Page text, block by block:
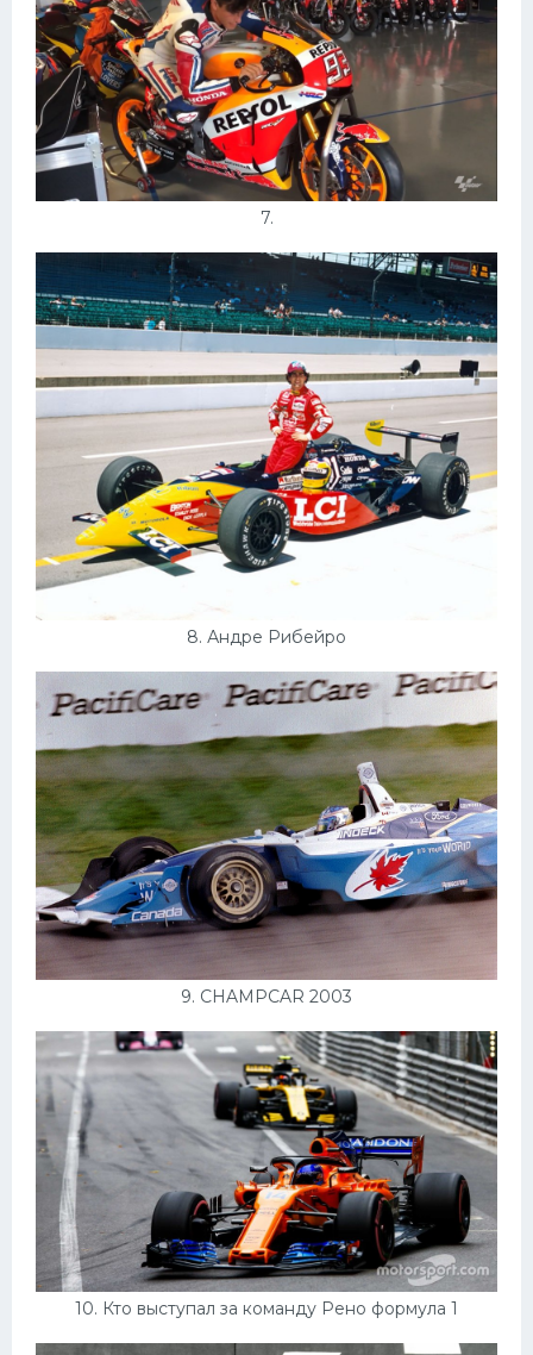
7.
8. Андре Рибейро
9. CHAMPCAR 2003
10. Кто выступал за команду Рено формула 1